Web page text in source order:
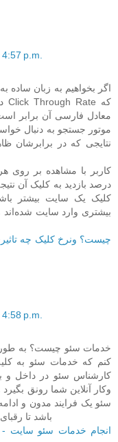
4:57 p.m.
اگر بخواهیم به زبان ساده
معادل فارسی آن برابر
موتور جستجو به دنبال
نتایجی که در برابرشان
کاربر با مشاهده بر روی
درصد بازدید به کلیک آن
کلیک یک سایت بیشتر
بیشتری وارد سایت شده‌اند
4:58 p.m.
خدمات سئو چیست؟ به
کنم که خدمات سئو به
کارشناس سئو در داخل و
وکار آنلاین شما رونق
سئو یک فرایند مدون و
باشد تا